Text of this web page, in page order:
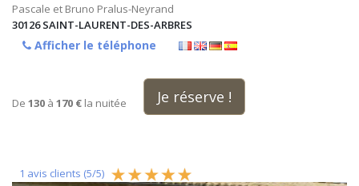
Pascale et Bruno Pralus-Neyrand
30126 SAINT-LAURENT-DES-ARBRES
Afficher le téléphone
De 130 à 170 € la nuitée Je réserve !
1 avis clients (5/5)